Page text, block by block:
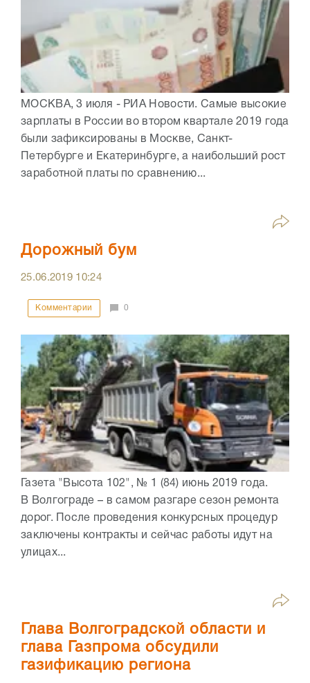
МОСКВА, 3 июля - РИА Новости. Самые высокие
зарплаты в России во втором квартале 2019 года
были зафиксированы в Москве, Санкт-
Петербурге и Екатеринбурге, а наибольший рост
заработной платы по сравнению...
Дорожный бум
25.06.2019 10:24
Комментарии 0
Газета "Высота 102", № 1 (84) июнь 2019 года.
В Волгограде – в самом разгаре сезон ремонта
дорог. После проведения конкурсных процедур
заключены контракты и сейчас работы идут на
улицах...
Глава Волгоградской области и
глава Газпрома обсудили
газификацию региона